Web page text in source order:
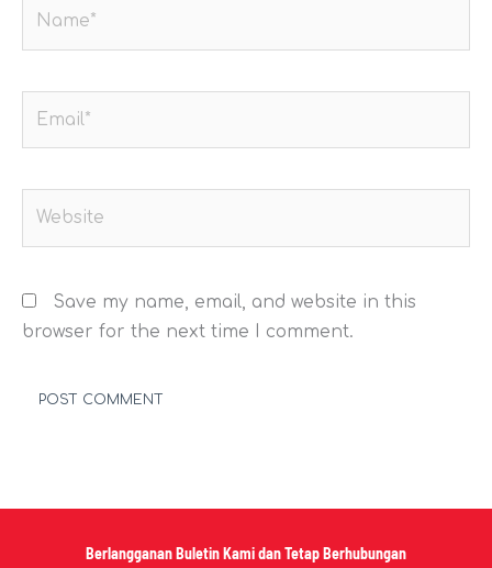
Save my name, email, and website in this
browser for the next time I comment.
Berlangganan Buletin Kami dan Tetap Berhubungan